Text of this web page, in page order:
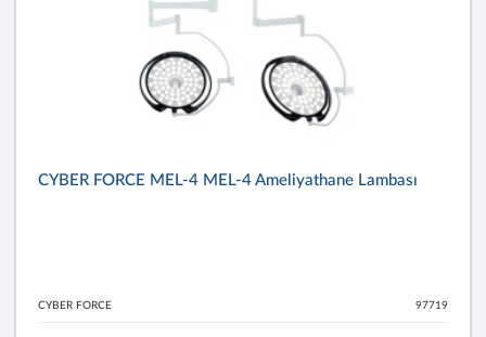
CYBER FORCE MEL-4 MEL-4 Ameliyathane Lambası
CYBER FORCE 97719